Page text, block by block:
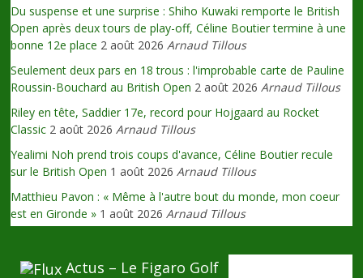
Du suspense et une surprise : Shiho Kuwaki remporte le British
Open après deux tours de play-off, Céline Boutier termine à une
bonne 12e place 2 août 2026 Arnaud Tillous
Seulement deux pars en 18 trous : l'improbable carte de Pauline
Roussin-Bouchard au British Open 2 août 2026 Arnaud Tillous
Riley en tête, Saddier 17e, record pour Hojgaard au Rocket
Classic 2 août 2026 Arnaud Tillous
Yealimi Noh prend trois coups d'avance, Céline Boutier recule
sur le British Open 1 août 2026 Arnaud Tillous
Matthieu Pavon : « Même à l'autre bout du monde, mon coeur
est en Gironde » 1 août 2026 Arnaud Tillous
Actus – Le Figaro Golf